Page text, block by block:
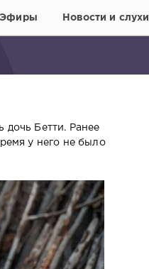
Эфиры Новости и слухи
Бетти. Ранее
у него не было